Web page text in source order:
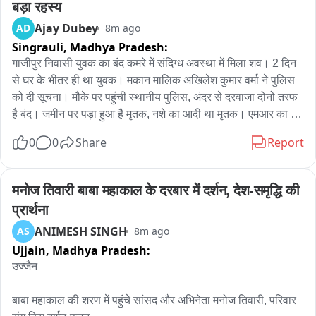
बड़ा रहस्य
AD Ajay Dubey 8m ago
Singrauli, Madhya Pradesh:
गाजीपुर निवासी युवक का बंद कमरे में संदिग्ध अवस्था में मिला शव। 2 दिन
से घर के भीतर ही था युवक। मकान मालिक अखिलेश कुमार वर्मा ने पुलिस
को दी सूचना। मौके पर पहुंची स्थानीय पुलिस, अंदर से दरवाजा दोनों तरफ
है बंद। जमीन पर पड़ा हुआ है मृतक, नशे का आदी था मृतक। एमआर का
पिछले एक साल से किराये का मकान लेकर रहता था मृतक। नवागनर थाना
0 0 Share Report
मनोज तिवारी बाबा महाकाल के दरबार में दर्शन, देश-समृद्धि की
प्रार्थना
AS ANIMESH SINGH 8m ago
Ujjain, Madhya Pradesh:
उज्जैन
बाबा महाकाल की शरण में पहुंचे सांसद और अभिनेता मनोज तिवारी, परिवार